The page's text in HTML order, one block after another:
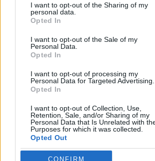
not limited to your visit or usage behaviour.
grant or deny consent to Google and its
use your data for below specified purposes
consent section.
I want to opt-out of the Sharing of my
personal data.
Opted In
I want to opt-out of the Sale of my
Personal Data.
Opted In
I want to opt-out of processing my
Personal Data for Targeted Advertising.
Opted In
I want to opt-out of Collection, Use,
Retention, Sale, and/or Sharing of my
Personal Data that Is Unrelated with
Purposes for which it was collected.
Opted Out
Google consents
CONFIRM
ki belőlem.Még nem szereztem be
es Creator-készletek közül, pedig van
Szerdai szelektív
2011. május 04.
indított el. | 74louloute alkotása | Ezt
Acadyane-t Vincent Rozenbergnek
még több kép erre | Mostanában
a fejemben, hogy hagyom a francba az
együttműködést és jól…